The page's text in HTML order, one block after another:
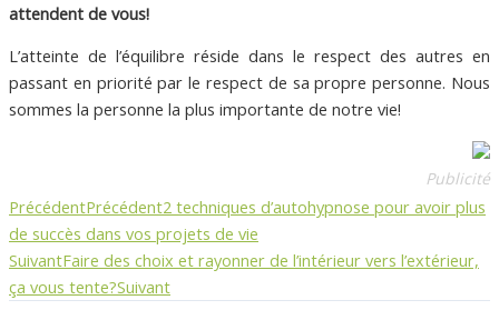
attendent de vous!
L’atteinte de l’équilibre réside dans le respect des autres en
passant en priorité par le respect de sa propre personne. Nous
sommes la personne la plus importante de notre vie!
Publicité
PrécédentPrécédent2 techniques d’autohypnose pour avoir plus
de succès dans vos projets de vie
SuivantFaire des choix et rayonner de l’intérieur vers l’extérieur,
ça vous tente?Suivant